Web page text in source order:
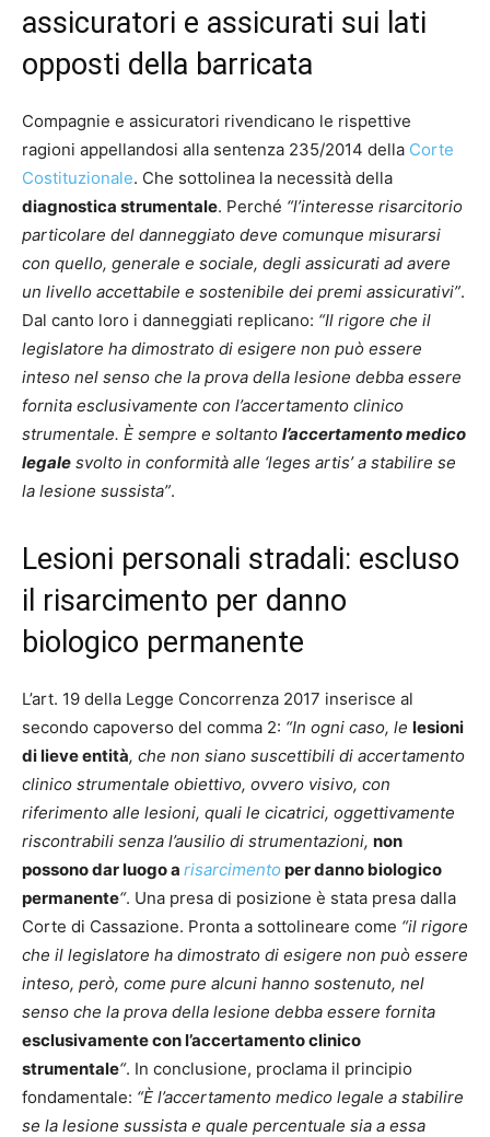
assicuratori e assicurati sui lati
opposti della barricata
Compagnie e assicuratori rivendicano le rispettive
ragioni appellandosi alla sentenza 235/2014 della Corte
Costituzionale. Che sottolinea la necessità della
diagnostica strumentale. Perché “l’interesse risarcitorio
particolare del danneggiato deve comunque misurarsi
con quello, generale e sociale, degli assicurati ad avere
un livello accettabile e sostenibile dei premi assicurativi”.
Dal canto loro i danneggiati replicano: “Il rigore che il
legislatore ha dimostrato di esigere non può essere
inteso nel senso che la prova della lesione debba essere
fornita esclusivamente con l’accertamento clinico
strumentale. È sempre e soltanto l’accertamento medico
legale svolto in conformità alle ‘leges artis’ a stabilire se
la lesione sussista”.
Lesioni personali stradali: escluso
il risarcimento per danno
biologico permanente
L’art. 19 della Legge Concorrenza 2017 inserisce al
secondo capoverso del comma 2: “In ogni caso, le lesioni
di lieve entità, che non siano suscettibili di accertamento
clinico strumentale obiettivo, ovvero visivo, con
riferimento alle lesioni, quali le cicatrici, oggettivamente
riscontrabili senza l’ausilio di strumentazioni, non
possono dar luogo a risarcimentoper danno biologico
permanente“. Una presa di posizione è stata presa dalla
Corte di Cassazione. Pronta a sottolineare come “il rigore
che il legislatore ha dimostrato di esigere non può essere
inteso, però, come pure alcuni hanno sostenuto, nel
senso che la prova della lesione debba essere fornita
esclusivamente con l’accertamento clinico
strumentale“. In conclusione, proclama il principio
fondamentale: “È l’accertamento medico legale a stabilire
se la lesione sussista e quale percentuale sia a essa